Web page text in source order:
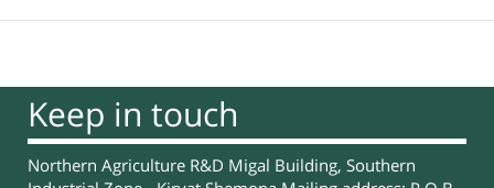
Keep in touch
Northern Agriculture R&D Migal Building, Southern